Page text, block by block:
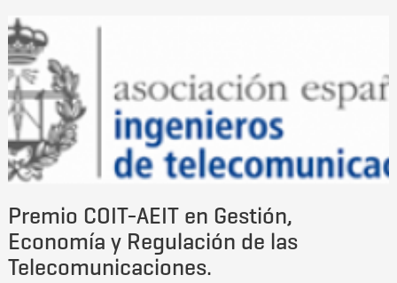
Premio COIT-AEIT en Gestión,
Economía y Regulación de las
Telecomunicaciones.